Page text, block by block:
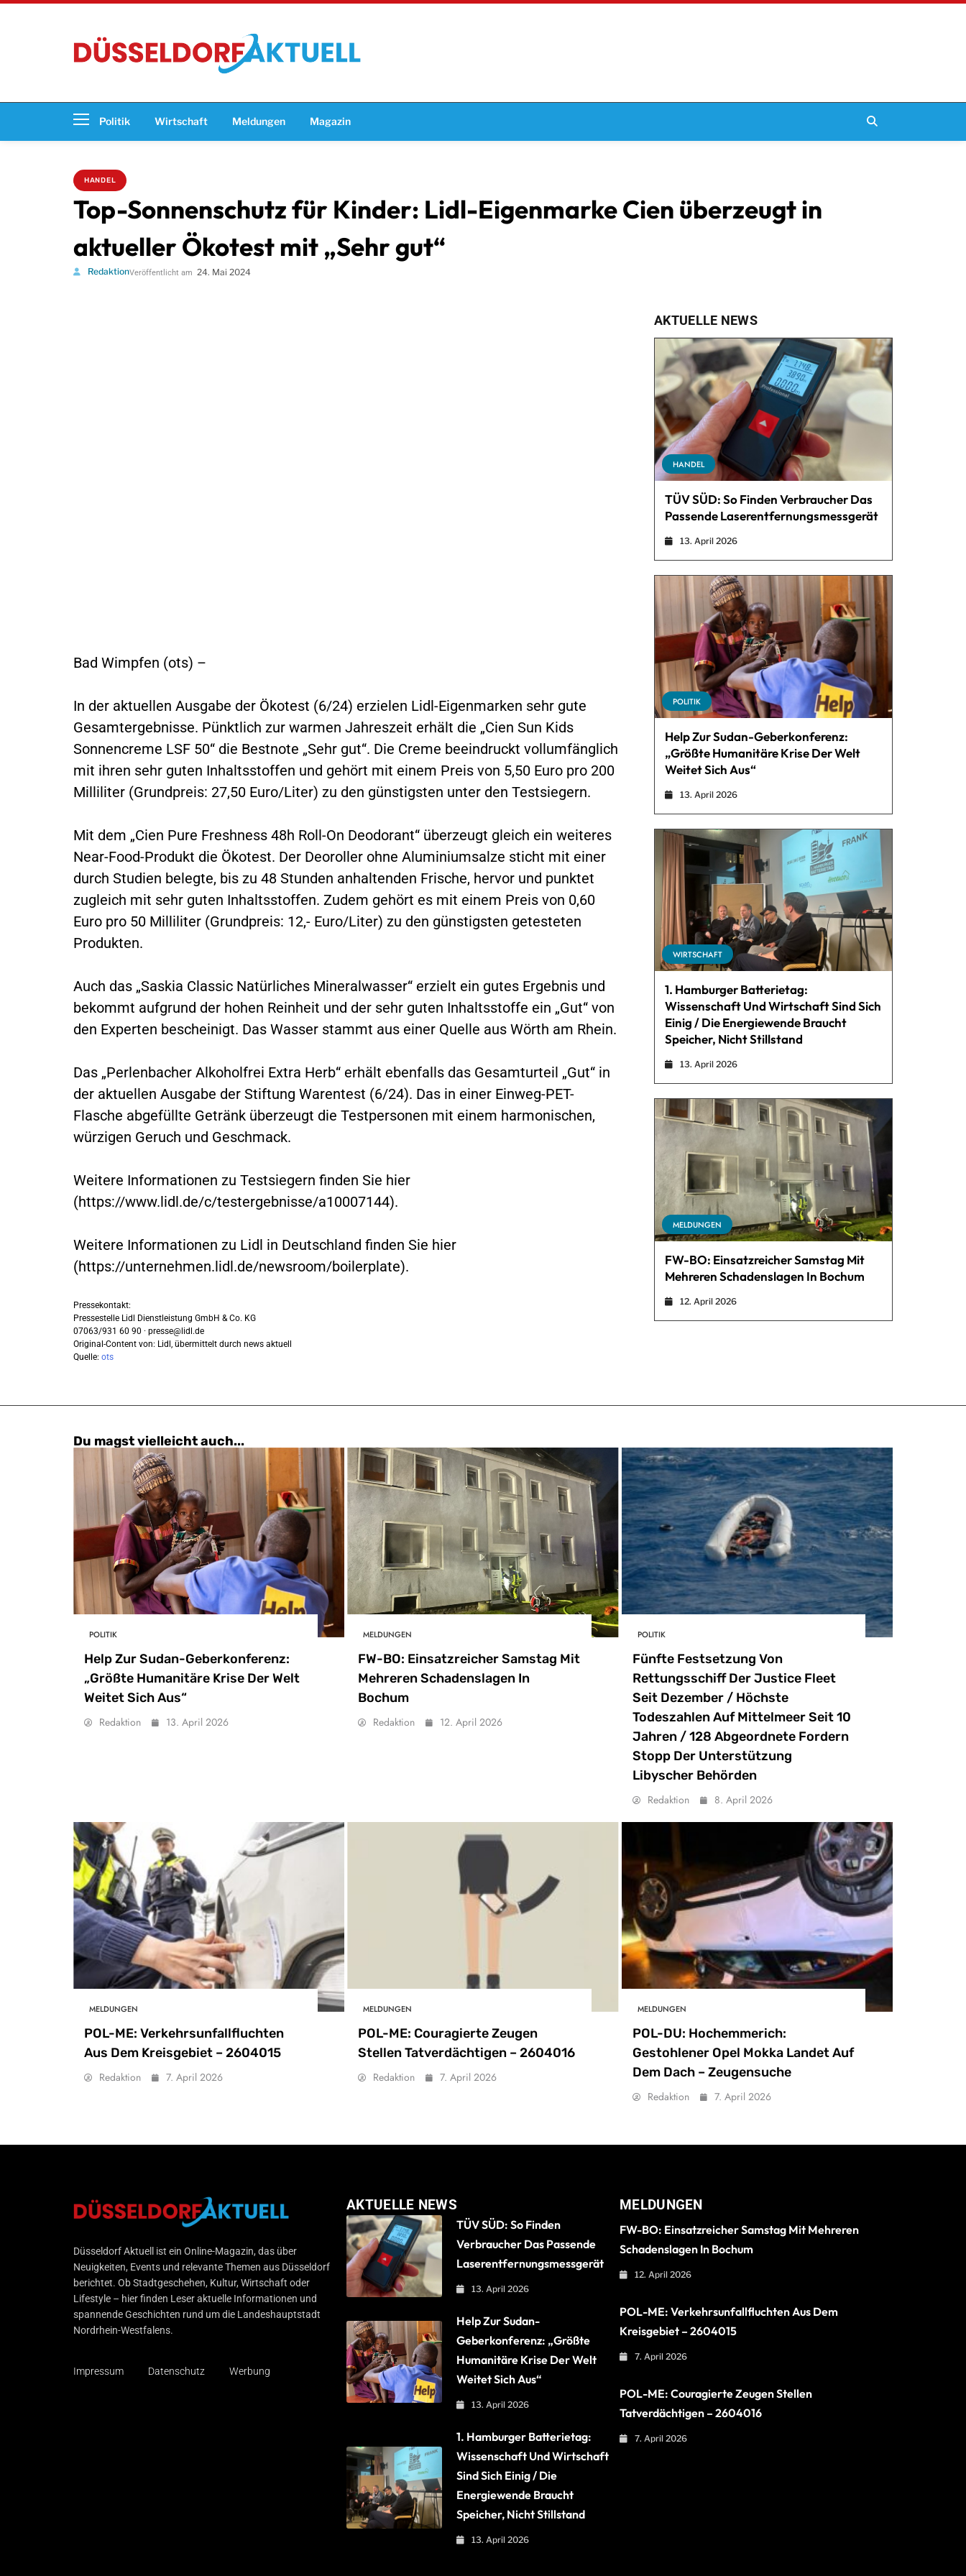
Politik Wirtschaft Meldungen Magazin
HANDEL
Top-Sonnenschutz für Kinder: Lidl-Eigenmarke Cien überzeugt in
aktueller Ökotest mit „Sehr gut“
RedaktionVeröffentlicht am 24. Mai 2024
Bad Wimpfen (ots) –
In der aktuellen Ausgabe der Ökotest (6/24) erzielen Lidl-Eigenmarken sehr gute
Gesamtergebnisse. Pünktlich zur warmen Jahreszeit erhält die „Cien Sun Kids
Sonnencreme LSF 50“ die Bestnote „Sehr gut“. Die Creme beeindruckt vollumfänglich
mit ihren sehr guten Inhaltsstoffen und gehört mit einem Preis von 5,50 Euro pro 200
Milliliter (Grundpreis: 27,50 Euro/Liter) zu den günstigsten unter den Testsiegern.
Mit dem „Cien Pure Freshness 48h Roll-On Deodorant“ überzeugt gleich ein weiteres
Near-Food-Produkt die Ökotest. Der Deoroller ohne Aluminiumsalze sticht mit einer
durch Studien belegte, bis zu 48 Stunden anhaltenden Frische, hervor und punktet
zugleich mit sehr guten Inhaltsstoffen. Zudem gehört es mit einem Preis von 0,60
Euro pro 50 Milliliter (Grundpreis: 12,- Euro/Liter) zu den günstigsten getesteten
Produkten.
Auch das „Saskia Classic Natürliches Mineralwasser“ erzielt ein gutes Ergebnis und
bekommt aufgrund der hohen Reinheit und der sehr guten Inhaltsstoffe ein „Gut“ von
den Experten bescheinigt. Das Wasser stammt aus einer Quelle aus Wörth am Rhein.
Das „Perlenbacher Alkoholfrei Extra Herb“ erhält ebenfalls das Gesamturteil „Gut“ in
der aktuellen Ausgabe der Stiftung Warentest (6/24). Das in einer Einweg-PET-
Flasche abgefüllte Getränk überzeugt die Testpersonen mit einem harmonischen,
würzigen Geruch und Geschmack.
Weitere Informationen zu Testsiegern finden Sie hier
(https://www.lidl.de/c/testergebnisse/a10007144).
Weitere Informationen zu Lidl in Deutschland finden Sie hier
(https://unternehmen.lidl.de/newsroom/boilerplate).
Pressekontakt:
Pressestelle Lidl Dienstleistung GmbH & Co. KG
07063/931 60 90 · presse@lidl.de
Original-Content von: Lidl, übermittelt durch news aktuell
Quelle: ots
AKTUELLE NEWS
HANDEL
TÜV SÜD: So Finden Verbraucher Das
Passende Laserentfernungsmessgerät
13. April 2026
POLITIK
Help Zur Sudan-Geberkonferenz:
„Größte Humanitäre Krise Der Welt
Weitet Sich Aus“
13. April 2026
WIRTSCHAFT
1. Hamburger Batterietag:
Wissenschaft Und Wirtschaft Sind Sich
Einig / Die Energiewende Braucht
Speicher, Nicht Stillstand
13. April 2026
MELDUNGEN
FW-BO: Einsatzreicher Samstag Mit
Mehreren Schadenslagen In Bochum
12. April 2026
Du magst vielleicht auch...
POLITIK
Help Zur Sudan-Geberkonferenz:
„Größte Humanitäre Krise Der Welt
Weitet Sich Aus“
Redaktion 13. April 2026
MELDUNGEN
FW-BO: Einsatzreicher Samstag Mit
Mehreren Schadenslagen In
Bochum
Redaktion 12. April 2026
POLITIK
Fünfte Festsetzung Von
Rettungsschiff Der Justice Fleet
Seit Dezember / Höchste
Todeszahlen Auf Mittelmeer Seit 10
Jahren / 128 Abgeordnete Fordern
Stopp Der Unterstützung
Libyscher Behörden
Redaktion 8. April 2026
MELDUNGEN
POL-ME: Verkehrsunfallfluchten
Aus Dem Kreisgebiet – 2604015
Redaktion 7. April 2026
MELDUNGEN
POL-ME: Couragierte Zeugen
Stellen Tatverdächtigen – 2604016
Redaktion 7. April 2026
MELDUNGEN
POL-DU: Hochemmerich:
Gestohlener Opel Mokka Landet Auf
Dem Dach – Zeugensuche
Redaktion 7. April 2026
Düsseldorf Aktuell
Düsseldorf Aktuell ist ein Online-Magazin, das über
Neuigkeiten, Events und relevante Themen aus Düsseldorf
berichtet. Ob Stadtgeschehen, Kultur, Wirtschaft oder
Lifestyle – hier finden Leser aktuelle Informationen und
spannende Geschichten rund um die Landeshauptstadt
Nordrhein-Westfalens.
Impressum Datenschutz Werbung
AKTUELLE NEWS
TÜV SÜD: So Finden
Verbraucher Das Passende
Laserentfernungsmessgerät
13. April 2026
Help Zur Sudan-
Geberkonferenz: „Größte
Humanitäre Krise Der Welt
Weitet Sich Aus“
13. April 2026
1. Hamburger Batterietag:
Wissenschaft Und Wirtschaft
Sind Sich Einig / Die
Energiewende Braucht
Speicher, Nicht Stillstand
13. April 2026
MELDUNGEN
FW-BO: Einsatzreicher Samstag Mit Mehreren
Schadenslagen In Bochum
12. April 2026
POL-ME: Verkehrsunfallfluchten Aus Dem
Kreisgebiet – 2604015
7. April 2026
POL-ME: Couragierte Zeugen Stellen
Tatverdächtigen – 2604016
7. April 2026